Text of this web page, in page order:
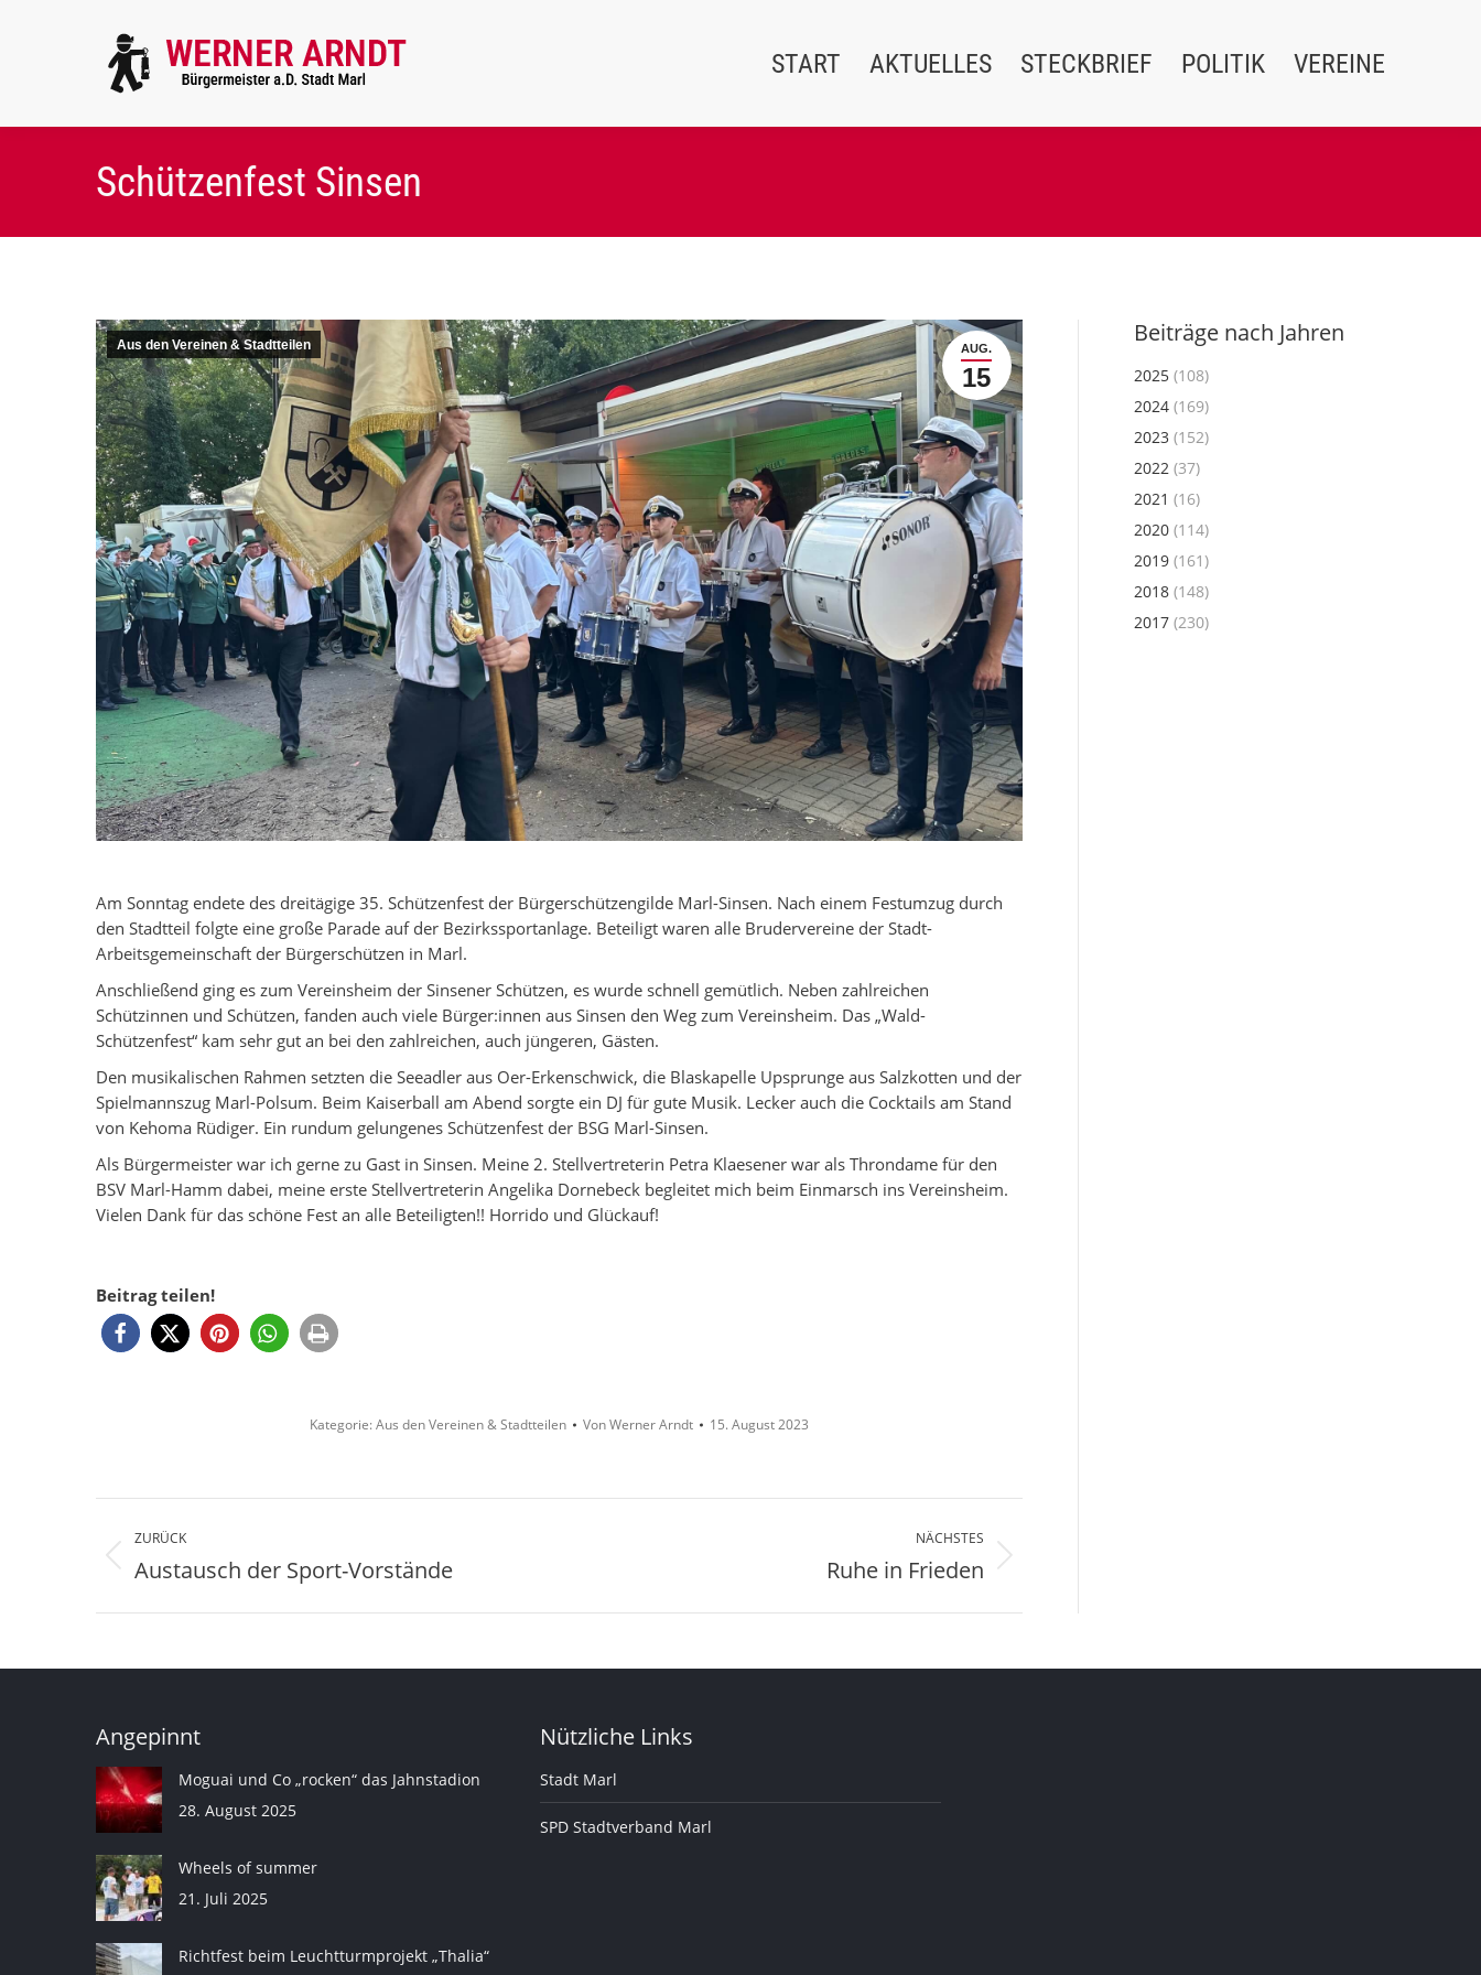
START AKTUELLES STECKBRIEF POLITIK VEREINE
Schützenfest Sinsen
AUG.
15
Aus den Vereinen & Stadtteilen
Am Sonntag endete des dreitägige 35. Schützenfest der Bürgerschützengilde Marl-Sinsen. Nach einem Festumzug durch
den Stadtteil folgte eine große Parade auf der Bezirkssportanlage. Beteiligt waren alle Brudervereine der Stadt-
Arbeitsgemeinschaft der Bürgerschützen in Marl.
Anschließend ging es zum Vereinsheim der Sinsener Schützen, es wurde schnell gemütlich. Neben zahlreichen
Schützinnen und Schützen, fanden auch viele Bürger:innen aus Sinsen den Weg zum Vereinsheim. Das „Wald-
Schützenfest“ kam sehr gut an bei den zahlreichen, auch jüngeren, Gästen.
Den musikalischen Rahmen setzten die Seeadler aus Oer-Erkenschwick, die Blaskapelle Upsprunge aus Salzkotten und der
Spielmannszug Marl-Polsum. Beim Kaiserball am Abend sorgte ein DJ für gute Musik. Lecker auch die Cocktails am Stand
von Kehoma Rüdiger. Ein rundum gelungenes Schützenfest der BSG Marl-Sinsen.
Als Bürgermeister war ich gerne zu Gast in Sinsen. Meine 2. Stellvertreterin Petra Klaesener war als Throndame für den
BSV Marl-Hamm dabei, meine erste Stellvertreterin Angelika Dornebeck begleitet mich beim Einmarsch ins Vereinsheim.
Vielen Dank für das schöne Fest an alle Beteiligten!! Horrido und Glückauf!
Beitrag teilen!
Kategorie:Aus den Vereinen & Stadtteilen VonWerner Arndt 15. August 2023
Kommentarnavigation
ZURÜCK
Vorheriger
Austausch der Sport-Vorstände
NÄCHSTES
Ruhe in Frieden
Beiträge nach Jahren
2025(108)
2024(169)
2023(152)
2022(37)
2021 (16)
2020(114)
2019(161)
2018(148)
2017(230)
Angepinnt
Moguai und Co „rocken“ das Jahnstadion
28. August 2025
Wheels of summer
21. Juli 2025
Richtfest beim Leuchtturmprojekt „Thalia“
Nützliche Links
Stadt Marl
SPD Stadtverband Marl